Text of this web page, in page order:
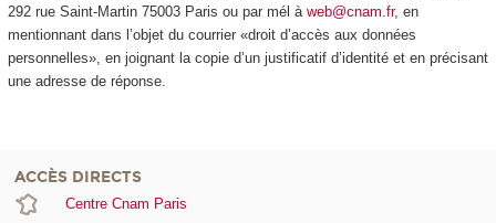
292 rue Saint-Martin 75003 Paris ou par mél à web@cnam.fr, en
mentionnant dans l’objet du courrier «droit d’accès aux données
personnelles», en joignant la copie d’un justificatif d’identité et en précisant
une adresse de réponse.
ACCÈS DIRECTS
Centre Cnam Paris